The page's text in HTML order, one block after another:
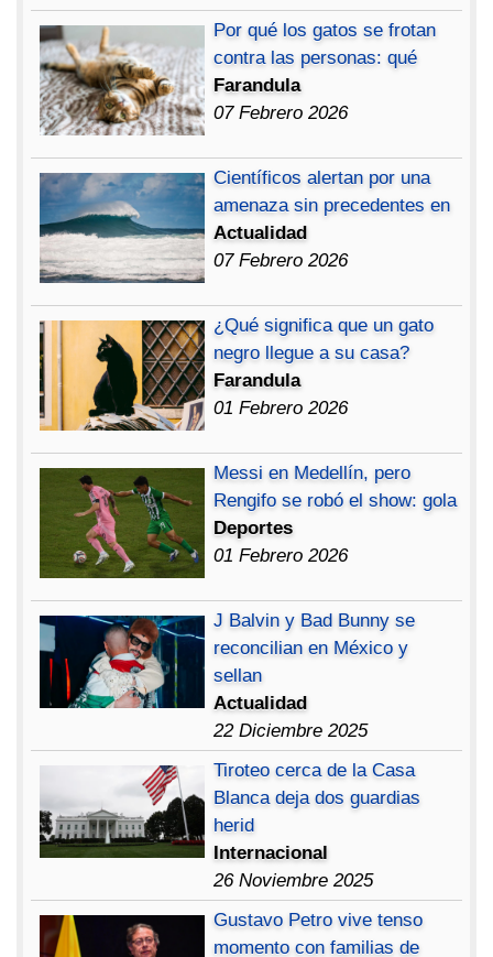
Por qué los gatos se frotan
contra las personas: qué
Farandula
07 Febrero 2026
Científicos alertan por una
amenaza sin precedentes en
Actualidad
07 Febrero 2026
¿Qué significa que un gato
negro llegue a su casa?
Farandula
01 Febrero 2026
Messi en Medellín, pero
Rengifo se robó el show: gola
Deportes
01 Febrero 2026
J Balvin y Bad Bunny se
reconcilian en México y
sellan
Actualidad
22 Diciembre 2025
Tiroteo cerca de la Casa
Blanca deja dos guardias
herid
Internacional
26 Noviembre 2025
Gustavo Petro vive tenso
momento con familias de